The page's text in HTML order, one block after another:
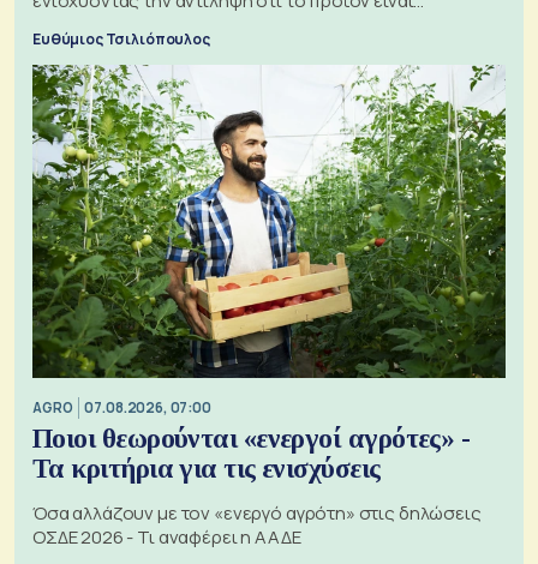
ξεχωριστό
Ευθύμιος Τσιλιόπουλος
AGRO 07.08.2026, 07:00
Ποιοι θεωρούνται «ενεργοί αγρότες» -
Τα κριτήρια για τις ενισχύσεις
Όσα αλλάζουν με τον «ενεργό αγρότη» στις δηλώσεις
ΟΣΔΕ 2026 - Τι αναφέρει η ΑΑΔΕ